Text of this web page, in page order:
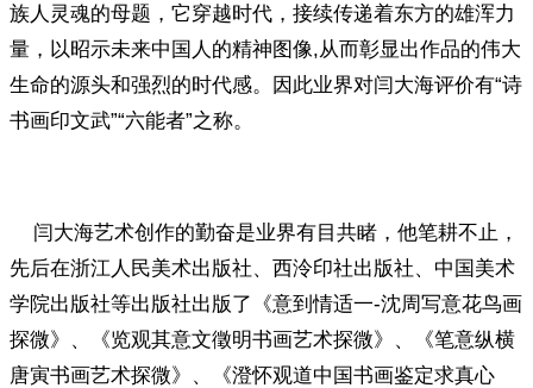
族人灵魂的母题，它穿越时代，接续传递着东方的雄浑力
量，以昭示未来中国人的精神图像,从而彰显出作品的伟大
生命的源头和强烈的时代感。因此业界对闫大海评价有“诗
书画印文武”“六能者”之称。
闫大海艺术创作的勤奋是业界有目共睹，他笔耕不止，
先后在浙江人民美术出版社、西泠印社出版社、中国美术
学院出版社等出版社出版了《意到情适一-沈周写意花鸟画
探微》、《览观其意文徵明书画艺术探微》、《笔意纵横
唐寅书画艺术探微》、《澄怀观道中国书画鉴定求真心